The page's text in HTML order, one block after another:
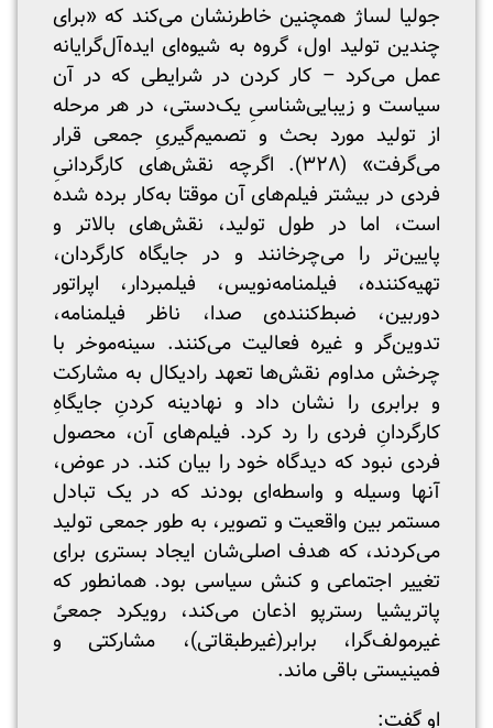
جولیا لساژ همچنین خاطرنشان می‌کند که «برای
چندین تولید اول، گروه به شیوه‌ای ایده‌آل‌گرایانه
عمل می‌کرد – کار کردن در شرایطی که در آن
سیاست و زیبایی‌شناسیِ یک‌دستی، در هر مرحله
از تولید مورد بحث و تصمیم‌گیریِ جمعی قرار
می‌گرفت» (۳۲۸). اگرچه نقش‌های کارگردانیِ
فردی در بیشتر فیلم‌های آن موقتا به‌کار برده شده
است، اما در طول تولید، نقش‌های بالاتر و
پایین‌تر را می‌چرخانند و در جایگاه کارگردان،
تهیه‌کننده، فیلمنامه‌نویس، فیلمبردار، اپراتور
دوربین، ضبط‌کننده‌ی صدا، ناظر فیلمنامه،
تدوین‌گر و غیره فعالیت می‌کنند. سینه‌موخر با
چرخش مداوم نقش‌ها تعهد رادیکال به مشارکت
و برابری را نشان داد و نهادینه کردنِ جایگاهِ
کارگردانِ فردی را رد کرد. فیلم‌های آن، محصول
فردی نبود که دیدگاه خود را بیان کند. در عوض،
آنها وسیله و واسطه‌ای بودند که در یک تبادل
مستمر بین واقعیت و تصویر، به طور جمعی تولید
می‌کردند، که هدف اصلی‌شان ایجاد بستری برای
تغییر اجتماعی و کنش سیاسی بود. همانطور که
پاتریشیا رسترپو اذعان می‌کند، رویکرد جمعیً
غیرمولف‌گرا، برابر(غیرطبقاتی)، مشارکتی و
فمینیستی باقی ماند.
او گفت: